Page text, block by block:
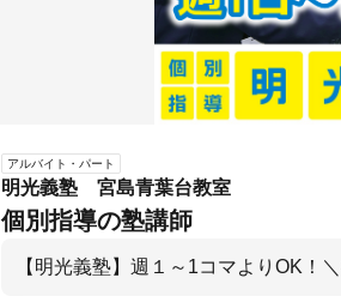
アルバイト・パート
明光義塾 宮島青葉台教室
個別指導の塾講師
【明光義塾】週１～1コマよりOK！